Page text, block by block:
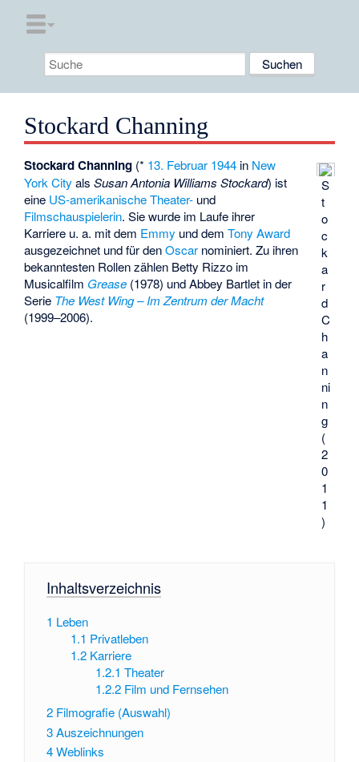
Stockard Channing
S
t
o
c
k
a
r
d
C
h
a
n
ni
n
g
(
2
0
1
1
)
Stockard Channing (* 13. Februar 1944 in New
York City alsSusan Antonia Williams Stockard) ist
eine US-amerikanische Theater- und
Filmschauspielerin. Sie wurde im Laufe ihrer
Karriere u. a. mit dem Emmy und demTony Award
ausgezeichnet und für denOscar nominiert. Zu ihren
bekanntesten Rollen zählen Betty Rizzo im
Musicalfilm Grease (1978) und Abbey Bartlet in der
Serie The West Wing – Im Zentrum der Macht
(1999–2006).
Inhaltsverzeichnis
1 Leben
1.1 Privatleben
1.2 Karriere
1.2.1 Theater
1.2.2 Film und Fernsehen
2 Filmografie (Auswahl)
3Auszeichnungen
4Weblinks